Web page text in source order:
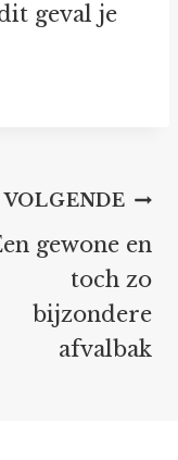
geval je
VOLGENDE
gewone en
toch zo
bijzondere
afvalbak